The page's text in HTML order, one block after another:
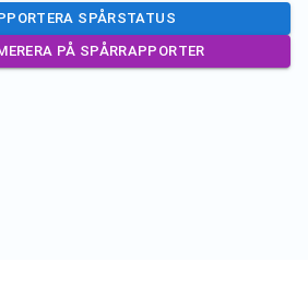
SPÅRSTATUS
PÅ SPÅRRAPPORTER